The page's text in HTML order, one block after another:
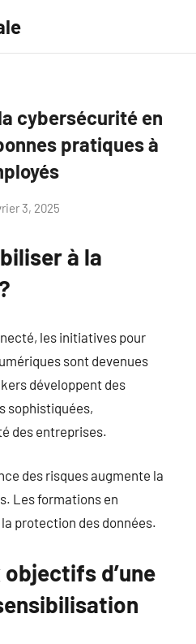
cybersécurité en
pratiques à
3, 2025
à la
les initiatives pour
sont devenues
développent des
sophistiquées,
des entreprises.
des risques augmente la
Les formations en
protection des données.
d’une